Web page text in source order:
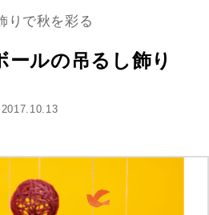
りで秋を彩る
ールの吊るし飾り
2017.10.13